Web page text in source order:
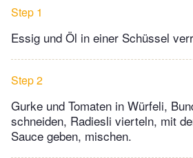
Step 1
Essig und Öl in einer Schüssel
Step 2
Gurke und Tomaten in Würfeli,
schneiden, Radiesli vierteln, mit
Sauce geben, mischen.